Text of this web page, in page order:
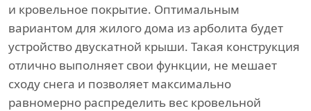
и кровельное покрытие. Оптимальным
вариантом для жилого дома из арболита будет
устройство двускатной крыши. Такая конструкция
отлично выполняет свои функции, не мешает
сходу снега и позволяет максимально
равномерно распределить вес кровельной